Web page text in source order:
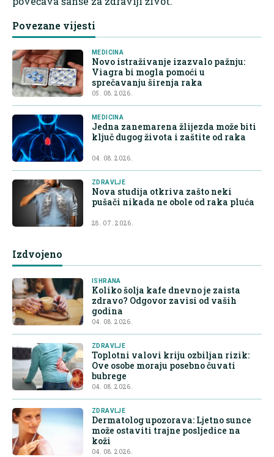
Povezane vijesti
MEDICINA
Novo istraživanje izazvalo pažnju:
Viagra bi mogla pomoći u
sprečavanju širenja raka
05. 08. 2026.
MEDICINA
Jedna zanemarena žlijezda može biti
ključ dugog života i zaštite od raka
04. 08. 2026.
ZDRAVLJE
Nova studija otkriva zašto neki
pušači nikada ne obole od raka pluća
28. 07. 2026.
Izdvojeno
ISHRANA
Koliko šolja kafe dnevno je zaista
zdravo? Odgovor zavisi od vaših
godina
04. 08. 2026.
ZDRAVLJE
Toplotni valovi kriju ozbiljan rizik:
Ove osobe moraju posebno čuvati
bubrege
04. 08. 2026.
ZDRAVLJE
Dermatolog upozorava: Ljetno sunce
može ostaviti trajne posljedice na
koži
04. 08. 2026.